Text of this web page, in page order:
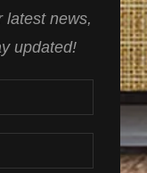
latest news,
updated!